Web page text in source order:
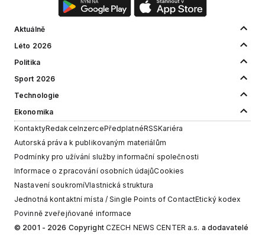
Aktuálně
Léto 2026
Politika
Sport 2026
Technologie
Ekonomika
KontaktyRedakceInzercePředplatnéRSSKariéra
Autorská práva k publikovaným materiálům
Podmínky pro užívání služby informační společnosti
Informace o zpracování osobních údajůCookies
Nastavení soukromíVlastnická struktura
Jednotná kontaktní místa / Single Points of ContactEtický kodex
Povinně zveřejňované informace
© 2001 - 2026 Copyright CZECH NEWS CENTER a.s. a dodavatelé